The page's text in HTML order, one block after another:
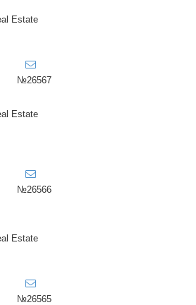
Estate
Estate
№26567
Estate
№26566
№26565